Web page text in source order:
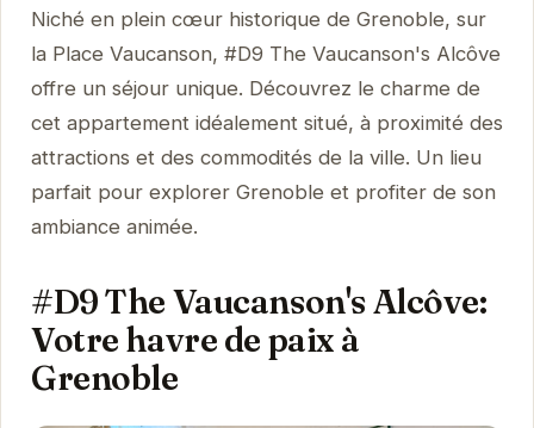
Niché en plein cœur historique de Grenoble, sur
la Place Vaucanson, #D9 The Vaucanson's Alcôve
offre un séjour unique. Découvrez le charme de
cet appartement idéalement situé, à proximité des
attractions et des commodités de la ville. Un lieu
parfait pour explorer Grenoble et profiter de son
ambiance animée.
#D9 The Vaucanson's Alcôve:
Votre havre de paix à
Grenoble